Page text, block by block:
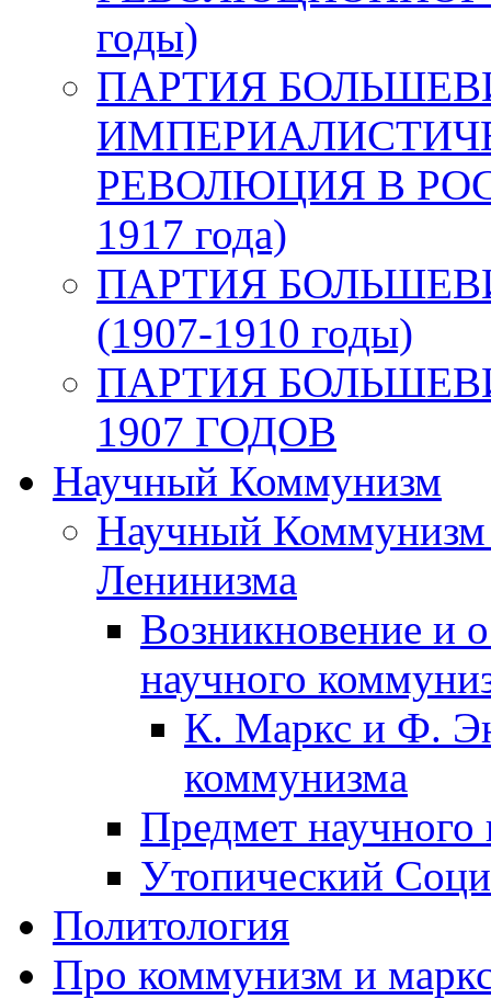
годы)
ПАРТИЯ
РЕВОЛЮЦИЯ В
1917 года)
ПАРТИЯ
(1907-1910 годы)
ПАРТИЯ
1907 ГОДОВ
Научный Коммунизм
Научный Коммунизм
Ленинизма
Возникновение и
научного
К. Маркс и Ф.
коммунизма
Предмет
Утопический
Политология
Про коммунизм и